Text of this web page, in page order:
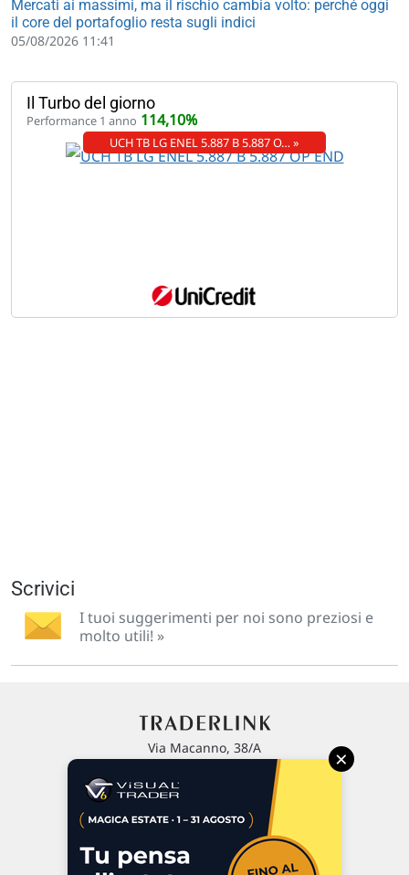
Mercati ai massimi, ma il rischio cambia volto: perché oggi
il core del portafoglio resta sugli indici
05/08/2026 11:41
Il Turbo del giorno
Performance 1 anno 114,10%
UCH TB LG ENEL 5.887 B 5.887 O… »
Scrivici
I tuoi suggerimenti per noi sono preziosi e
molto utili! »
Via Macanno, 38/A
P.IVA 02 452 460 401
Commenti e segnalazioni
×